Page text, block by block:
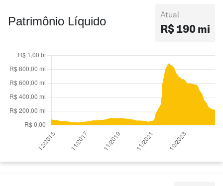
Patrimônio Líquido Atual
R$ 190 mi